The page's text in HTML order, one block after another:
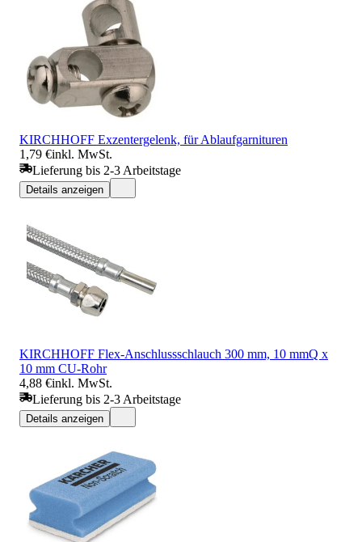
KIRCHHOFF Exzentergelenk, für Ablaufgarnituren
1,79 €inkl. MwSt.
Lieferung bis 2-3 Arbeitstage
Details anzeigen
KIRCHHOFF Flex-Anschlussschlauch 300 mm, 10 mmQ x
10 mm CU-Rohr
4,88 €inkl. MwSt.
Lieferung bis 2-3 Arbeitstage
Details anzeigen